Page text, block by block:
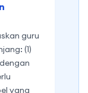
guru
(1)
yang